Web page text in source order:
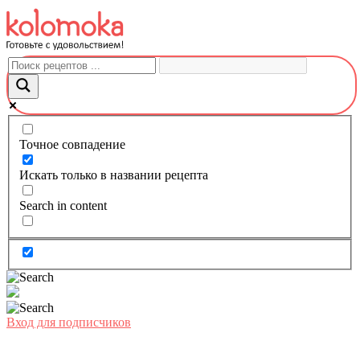
Перейти
к
контенту
Точное совпадение
Искать только в названии рецепта
Search in content
Вход для подписчиков